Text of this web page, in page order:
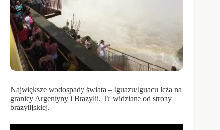
Największe wodospady świata – Iguazu/Iguacu leża na
granicy Argentyny i Brazylii. Tu widziane od strony
brazylijskiej.